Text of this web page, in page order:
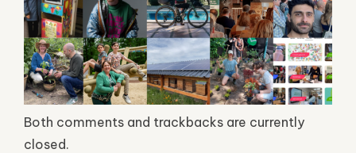
Both comments and trackbacks are currently
closed.